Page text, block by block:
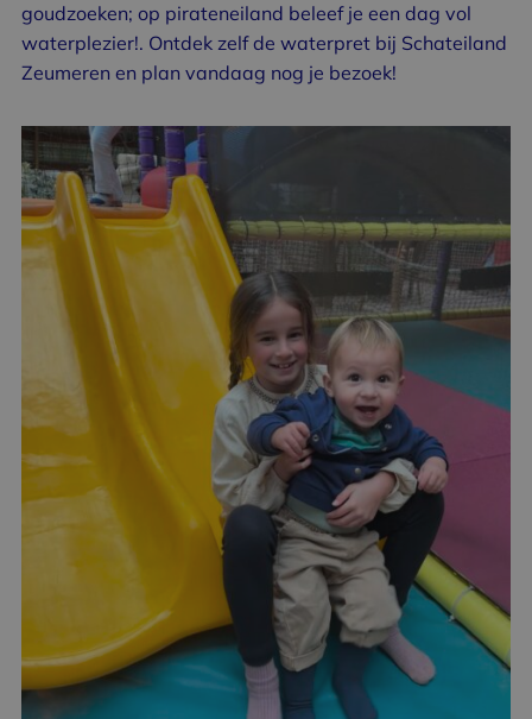
goudzoeken; op pirateneiland beleef je een dag vol
waterplezier!. Ontdek zelf de waterpret bij Schateiland
Zeumeren en plan vandaag nog je bezoek!